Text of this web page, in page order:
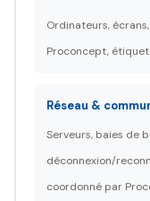
Ordinateurs,
Proconcept,
Réseau &
Serveurs, baies de
déconnexion/
coordonné par